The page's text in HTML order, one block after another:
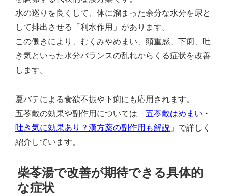
水の巡りを良くして、体に溜まった余分な水分を尿と
して排出させる「利水作用」があります。
この働きにより、むくみやめまい、頭重感、下痢、吐
き気といった水分バランスの乱れからくる症状を改善
します。
夏バテによる食欲不振や下痢にも応用されます。
五苓散の効果や副作用については「五苓散はめまい・
吐き気に効果あり？漢方薬の副作用も解説 」で詳しく
紹介しています。
柴苓湯で改善が期待できる具体的
な症状